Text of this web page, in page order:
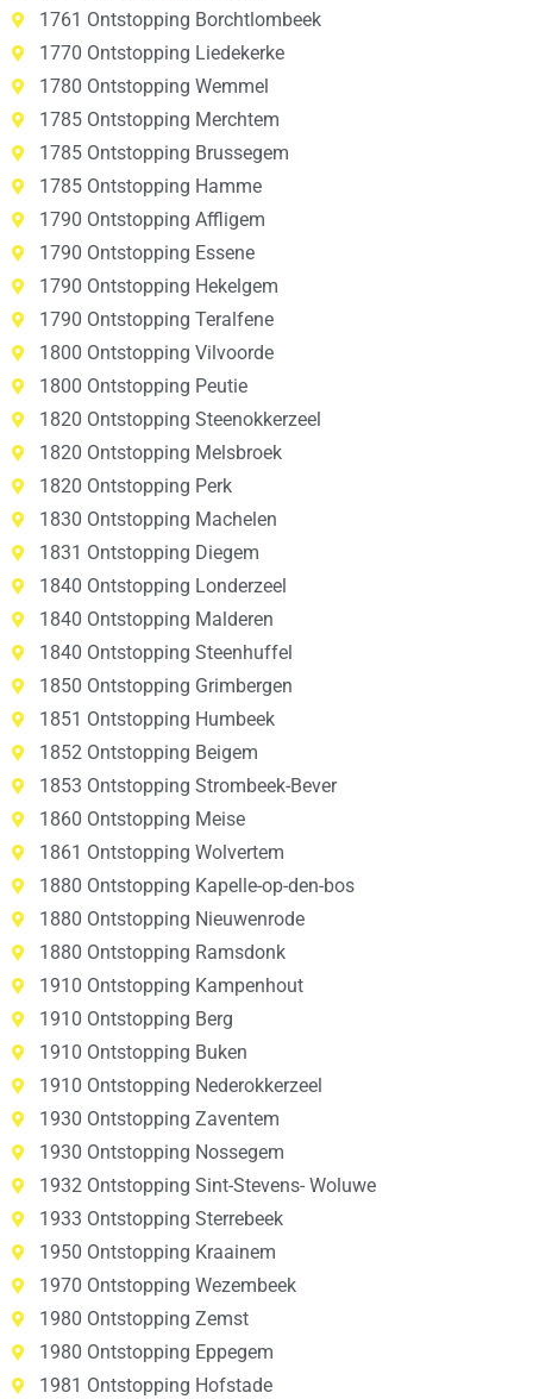
1761 Ontstopping Borchtlombeek
1770 Ontstopping Liedekerke
1780 Ontstopping Wemmel
1785 Ontstopping Merchtem
1785 Ontstopping Brussegem
1785 Ontstopping Hamme
1790 Ontstopping Affligem
1790 Ontstopping Essene
1790 Ontstopping Hekelgem
1790 Ontstopping Teralfene
1800 Ontstopping Vilvoorde
1800 Ontstopping Peutie
1820 Ontstopping Steenokkerzeel
1820 Ontstopping Melsbroek
1820 Ontstopping Perk
1830 Ontstopping Machelen
1831 Ontstopping Diegem
1840 Ontstopping Londerzeel
1840 Ontstopping Malderen
1840 Ontstopping Steenhuffel
1850 Ontstopping Grimbergen
1851 Ontstopping Humbeek
1852 Ontstopping Beigem
1853 Ontstopping Strombeek-Bever
1860 Ontstopping Meise
1861 Ontstopping Wolvertem
1880 Ontstopping Kapelle-op-den-bos
1880 Ontstopping Nieuwenrode
1880 Ontstopping Ramsdonk
1910 Ontstopping Kampenhout
1910 Ontstopping Berg
1910 Ontstopping Buken
1910 Ontstopping Nederokkerzeel
1930 Ontstopping Zaventem
1930 Ontstopping Nossegem
1932 Ontstopping Sint-Stevens- Woluwe
1933 Ontstopping Sterrebeek
1950 Ontstopping Kraainem
1970 Ontstopping Wezembeek
1980 Ontstopping Zemst
1980 Ontstopping Eppegem
1981 Ontstopping Hofstade